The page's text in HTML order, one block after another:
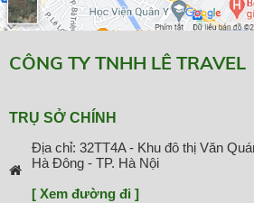
CÔNG TY TNHH LÊ TRAVEL
TRỤ SỞ CHÍNH
Địa chỉ: 32TT4A - Khu đô thị Văn
Hà Đông - TP. Hà Nội
[ Xem đường đi ]